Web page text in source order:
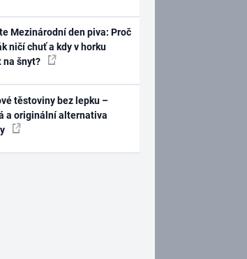
Mezinárodní den piva: Proč
ničí chuť a kdy v horku
na šnyt?
těstoviny bez lepku –
a originální alternativa